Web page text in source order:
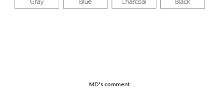
MD's comment